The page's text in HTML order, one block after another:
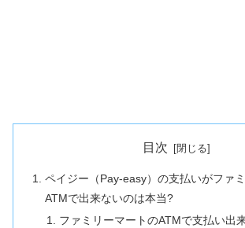
目次
ペイジー（Pay-easy）の支払いがファ
ATMで出来ないのは本当?
ファミリーマートのATMで支払い出